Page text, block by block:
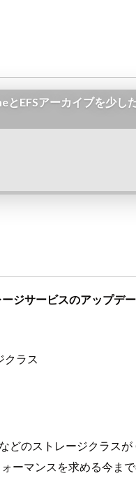
ジサービスのアップデ
クラス
どのストレージクラス
ーマンスを求める今ま